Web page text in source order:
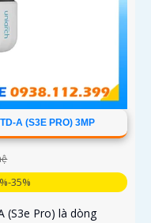
A (S3E PRO) 3MP
35%
(S3e Pro) là dòng